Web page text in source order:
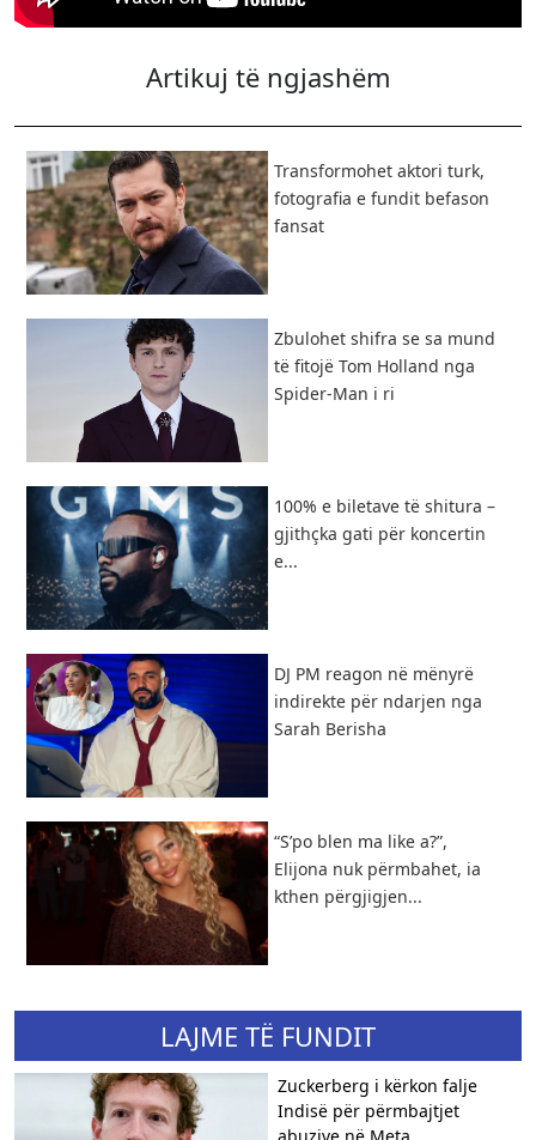
Artikuj të ngjashëm
Transformohet aktori turk,
fotografia e fundit befason
fansat
Zbulohet shifra se sa mund
të fitojë Tom Holland nga
Spider-Man i ri
100% e biletave të shitura –
gjithçka gati për koncertin
e...
DJ PM reagon në mënyrë
indirekte për ndarjen nga
Sarah Berisha
“S’po blen ma like a?”,
Elijona nuk përmbahet, ia
kthen përgjigjen...
LAJME TË FUNDIT
Zuckerberg i kërkon falje
Indisë për përmbajtjet